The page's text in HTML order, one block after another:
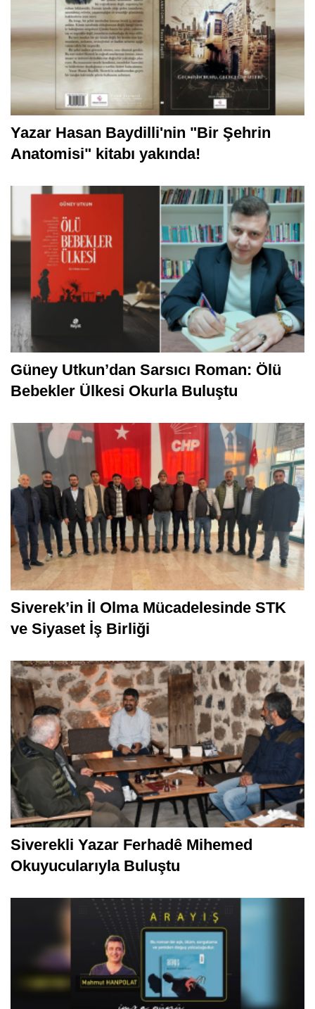
Yazar Hasan Baydilli'nin "Bir Şehrin
Anatomisi" kitabı yakında!
Güney Utkun’dan Sarsıcı Roman: Ölü
Bebekler Ülkesi Okurla Buluştu
Siverek’in İl Olma Mücadelesinde STK
ve Siyaset İş Birliği
Siverekli Yazar Ferhadê Mihemed
Okuyucularıyla Buluştu